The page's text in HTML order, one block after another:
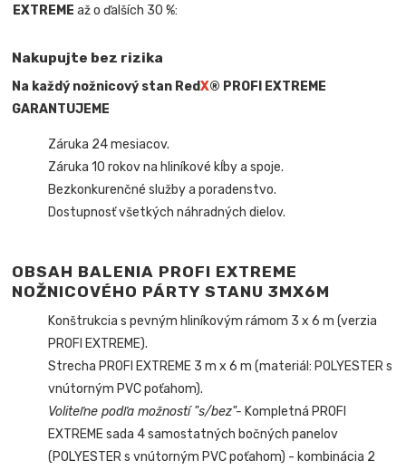
EXTREME až o ďalších 30 %:
Nakupujte bez rizika
Na každý nožnicový stan RedX® PROFI EXTREME
GARANTUJEME
Záruka 24 mesiacov.
Záruka 10 rokov na hliníkové kĺby a spoje.
Bezkonkurenčné služby a poradenstvo.
Dostupnosť všetkých náhradných dielov.
OBSAH BALENIA PROFI EXTREME
NOŽNICOVÉHO PÁRTY STANU 3MX6M
Konštrukcia s pevným hliníkovým rámom 3 x 6 m (verzia
PROFI EXTREME).
Strecha PROFI EXTREME 3 m x 6 m (materiál: POLYESTER s
vnútorným PVC poťahom).
Voliteľne podľa možností "s/bez"- Kompletná PROFI
EXTREME sada 4 samostatných bočných panelov
(POLYESTER s vnútorným PVC poťahom) - kombinácia 2